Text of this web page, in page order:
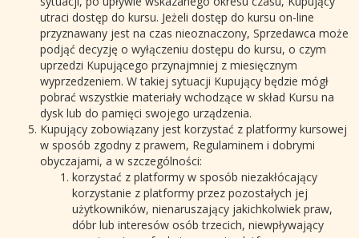
utraci dostęp do kursu. Jeżeli dostęp do kursu on-line
przyznawany jest na czas nieoznaczony, Sprzedawca może
podjąć decyzję o wyłączeniu dostępu do kursu, o czym
uprzedzi Kupującego przynajmniej z miesięcznym
wyprzedzeniem. W takiej sytuacji Kupujący będzie mógł
pobrać wszystkie materiały wchodzące w skład Kursu na
dysk lub do pamięci swojego urządzenia.
Kupujący zobowiązany jest korzystać z platformy kursowej
w sposób zgodny z prawem, Regulaminem i dobrymi
obyczajami, a w szczególności:
korzystać z platformy w sposób niezakłócający
korzystanie z platformy przez pozostałych jej
użytkowników, nienaruszający jakichkolwiek praw,
dóbr lub interesów osób trzecich, niewpływający